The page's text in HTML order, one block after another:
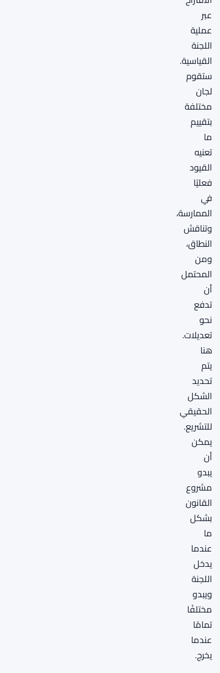
عبر
عملية
اللجنة
القياسية.
ستقوم
لجان
مختلفة
بتقييم
ما
تعنيه
القيود
فعليًا
في
الممارسة،
وتناقش
النطاق،
ومن
المحتمل
أن
تدفع
نحو
تعديلات.
هنا
يتم
تحديد
الشكل
الحقيقي
للتشريع.
يمكن
أن
يبدو
مشروع
القانون
بشكل
ما
عندما
يدخل
اللجنة
ويبدو
مختلفًا
تمامًا
عندما
يخرج.